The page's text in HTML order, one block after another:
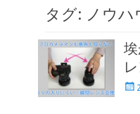
タグ: ノウハ